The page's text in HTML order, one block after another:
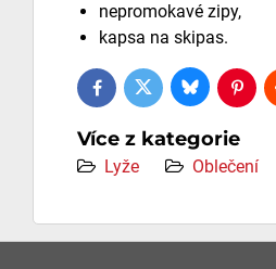
nepromokavé zipy,
kapsa na skipas.
FacebookTwitter Bluesky
Více z kategorie
Lyže Oblečení